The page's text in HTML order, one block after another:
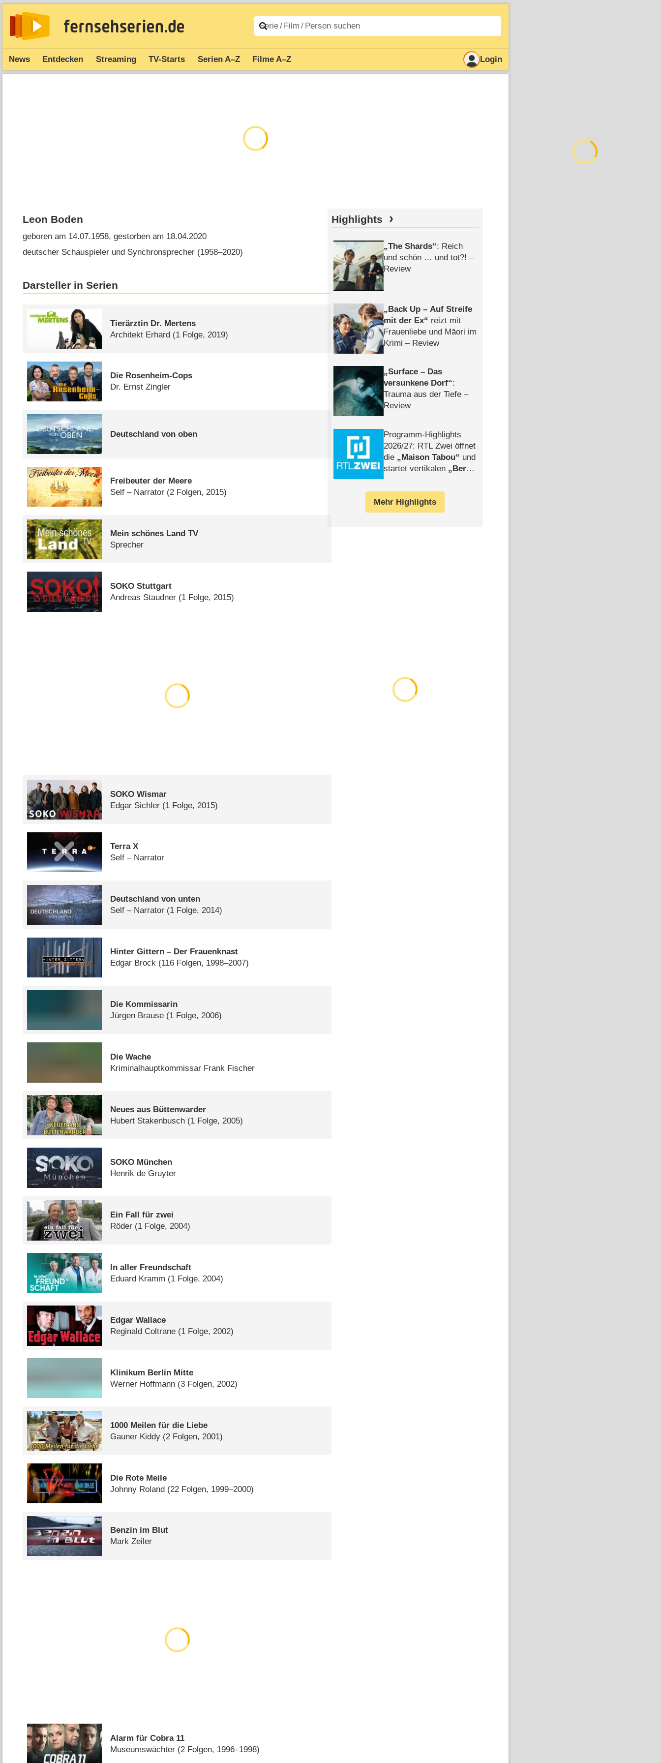
News Entdecken Streaming TV-Starts Serien A–Z Filme A–Z Login
Leon Boden
geboren am 14.07.1958, gestorben am 18.04.2020
deutscher Schauspieler und Synchronsprecher (1958⁠–⁠2020)
Darsteller in Serien
Tierärztin Dr. Mertens
Architekt Erhard (1 Folge, 2019)
Die Rosenheim-Cops
Dr. Ernst Zingler
Deutschland von oben
Freibeuter der Meere
Self – Narrator (2 Folgen, 2015)
Mein schönes Land TV
Sprecher
SOKO Stuttgart
Andreas Staudner (1 Folge, 2015)
SOKO Wismar
Edgar Sichler (1 Folge, 2015)
Terra X
Self – Narrator
Deutschland von unten
Self – Narrator (1 Folge, 2014)
Hinter Gittern – Der Frauenknast
Edgar Brock (116 Folgen, 1998–2007)
Die Kommissarin
Jürgen Brause (1 Folge, 2006)
Die Wache
Kriminalhauptkommissar Frank Fischer
Neues aus Büttenwarder
Hubert Stakenbusch (1 Folge, 2005)
SOKO München
Henrik de Gruyter
Ein Fall für zwei
Röder (1 Folge, 2004)
In aller Freundschaft
Eduard Kramm (1 Folge, 2004)
Edgar Wallace
Reginald Coltrane (1 Folge, 2002)
Klinikum Berlin Mitte
Werner Hoffmann (3 Folgen, 2002)
1000 Meilen für die Liebe
Gauner Kiddy (2 Folgen, 2001)
Die Rote Meile
Johnny Roland (22 Folgen, 1999–2000)
Benzin im Blut
Mark Zeiler
Alarm für Cobra 11
Museumswächter (2 Folgen, 1996–1998)
Highlights
The Shards : Reich
und schön … und tot?! –
Review
Back Up – Auf Streife
mit der Ex
reizt mit
Frauenliebe und Māori im
Krimi – Review
Surface – Das
versunkene Dorf :
Trauma aus der Tiefe –
Review
Programm-Highlights
2026/​27: RTL Zwei öffnet
die
Maison Tabou
und
startet vertikalen
Berlin
Mehr Highlights